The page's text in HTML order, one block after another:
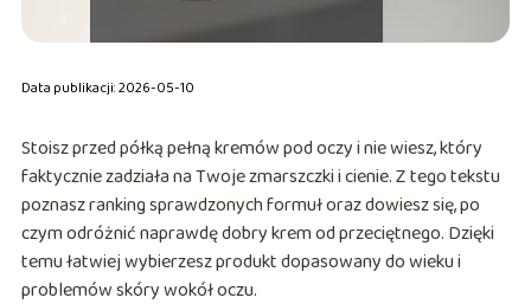
Data publikacji: 2026-05-10
Stoisz przed półką pełną kremów pod oczy i nie wiesz, który
faktycznie zadziała na Twoje zmarszczki i cienie. Z tego tekstu
poznasz ranking sprawdzonych formuł oraz dowiesz się, po
czym odróżnić naprawdę dobry krem od przeciętnego. Dzięki
temu łatwiej wybierzesz produkt dopasowany do wieku i
problemów skóry wokół oczu.